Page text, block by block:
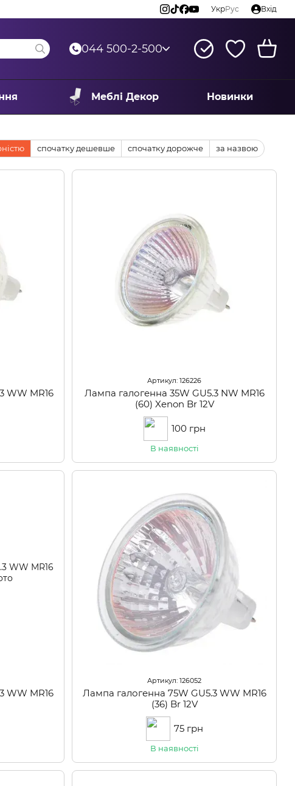
УкрРус Вхід
044 500-2-500
Меблі Декор Новинки
спочатку дешевше спочатку дорожче за назвою
WW MR16
Артикул: 126226
Лампа галогенна 35W GU5.3 NW MR16
(60) Xenon Br 12V
100 грн
В наявності
WW MR16
Артикул: 126052
Лампа галогенна 75W GU5.3 WW MR16
(36) Br 12V
75 грн
В наявності